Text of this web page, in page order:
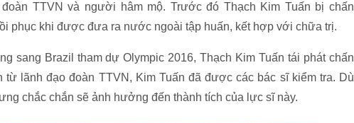
TTVN và người hâm mộ. Trước đó Thạch Kim Tuấn bị chấn
phục khi được đưa ra nước ngoài tập huấn, kết hợp với chữa trị.
sang Brazil tham dự Olympic 2016, Thạch Kim Tuấn tái phát chấn
từ lãnh đạo đoàn TTVN, Kim Tuấn đã được các bác sĩ kiểm tra. Dù
chắc chắn sẽ ảnh hưởng đến thành tích của lực sĩ này.